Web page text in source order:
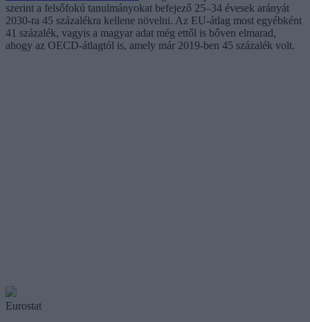
szerint a felsőfokú tanulmányokat befejező 25–34 évesek arányát
2030-ra 45 százalékra kellene növelni. Az EU-átlag most egyébként
41 százalék, vagyis a magyar adat még ettől is bőven elmarad,
ahogy az OECD-átlagtól is, amely már 2019-ben 45 százalék volt.
Eurostat